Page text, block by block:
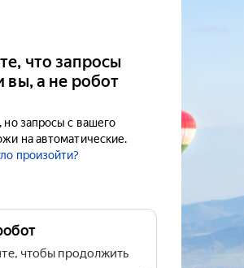
что запросы
вы, а не робот
запросы с вашего
на автоматические.
произойти?
чтобы продолжить